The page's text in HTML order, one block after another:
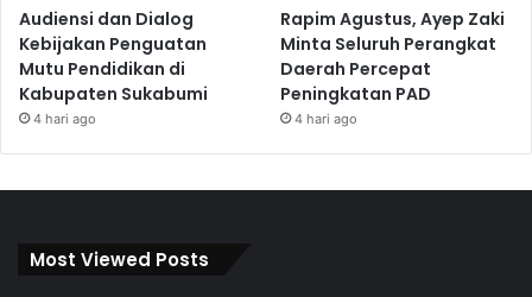
Audiensi dan Dialog
Kebijakan Penguatan
Mutu Pendidikan di
Kabupaten Sukabumi
4 hari ago
Rapim Agustus, Ayep Zaki
Minta Seluruh Perangkat
Daerah Percepat
Peningkatan PAD
4 hari ago
Most Viewed Posts